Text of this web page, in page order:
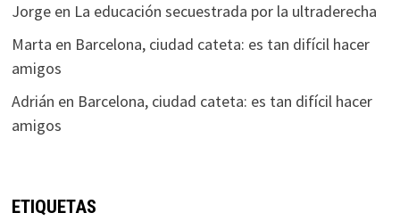
Jorgeen La educación secuestrada por la ultraderecha
Marta en Barcelona, ciudad cateta: es tan difícil hacer
amigos
Adrián en Barcelona, ciudad cateta: es tan difícil hacer
amigos
ETIQUETAS